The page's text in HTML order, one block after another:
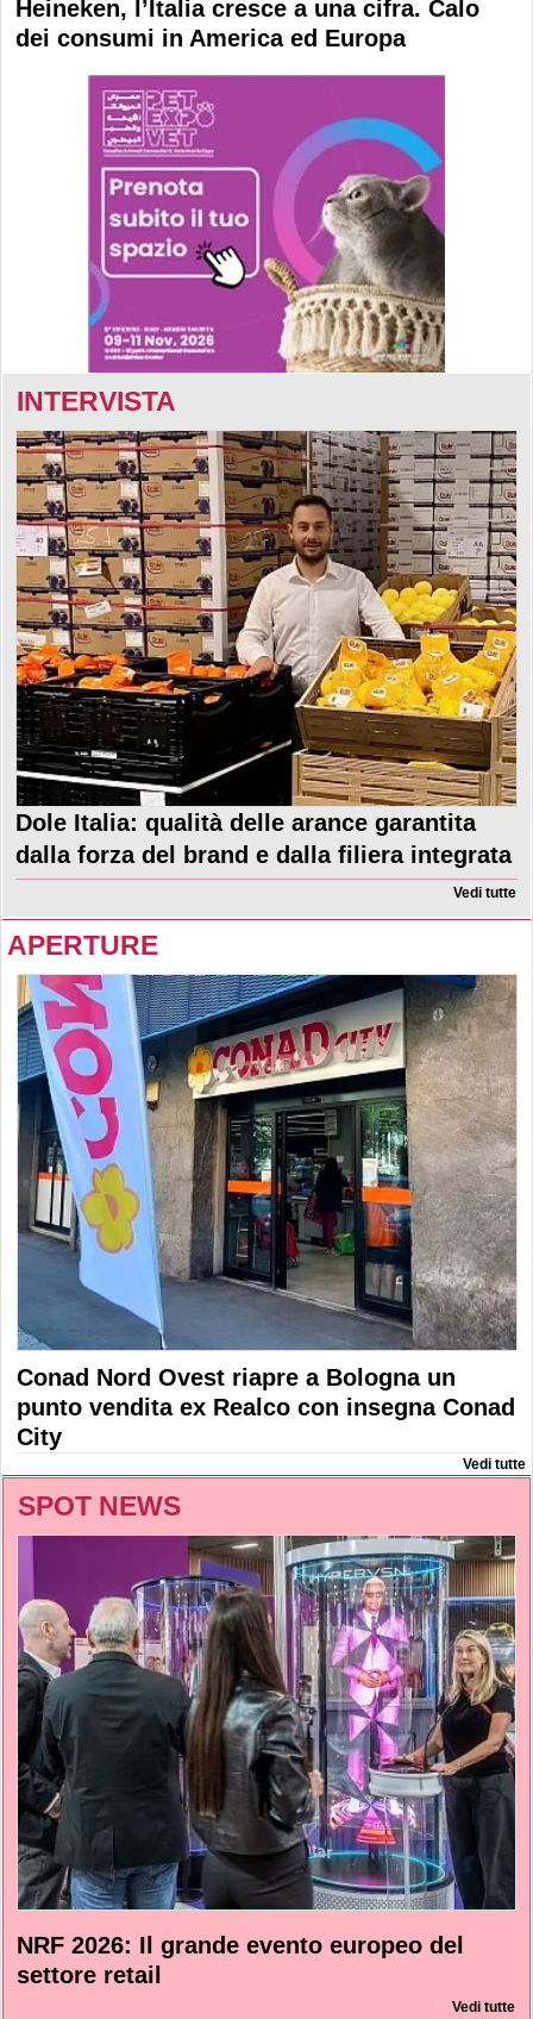
Heineken, l’Italia cresce a una cifra. Calo
dei consumi in America ed Europa
INTERVISTA
Dole Italia: qualità delle arance garantita
dalla forza del brand e dalla filiera integrata
Vedi tutte
APERTURE
Conad Nord Ovest riapre a Bologna un
punto vendita ex Realco con insegna Conad
City
Vedi tutte
SPOT NEWS
NRF 2026: Il grande evento europeo del
settore retail
Vedi tutte